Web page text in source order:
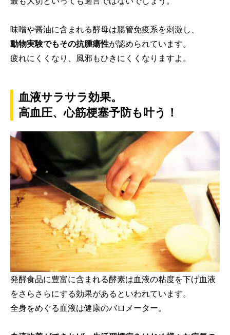
味噌や醤油に含まれる酵母は腸管免疫系を刺激し、
動物実験でもその抗腫瘍性が認められています。
疲れにくくなり、風邪もひきにくくなりますよ。
血液サラサラ効果。
高血圧、心筋梗塞予防も叶う！
発酵食品に豊富に含まれる酵素は血液の粘度を下げ血液
をさらさらにする効果があるといわれています。
全身をめぐる血液は健康のバロメーター。